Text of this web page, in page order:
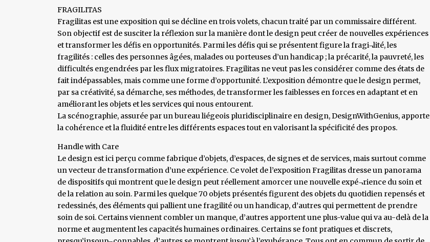
FRAGILITAS
Fragilitas est une exposition qui se décline en trois volets, chacun traité par un commissaire différent.
Son objectif est de susciter la réflexion sur la manière dont le design peut créer de nouvelles expériences
et transformer les défis en opportunités. Parmi les défis qui se présentent figure la fragi¬lité, les
fragilités : celles des personnes âgées, malades ou porteuses d’un handicap ; la précarité, la pauvreté, les
difficultés engendrées par les flux migratoires. Fragilitas ne veut pas les considérer comme des états de
fait indépassables, mais comme une forme d’opportunité. L’exposition démontre que le design permet,
par sa créativité, sa démarche, ses méthodes, de transformer les faiblesses en forces en adaptant et en
améliorant les objets et les services qui nous entourent.
La scénographie, assurée par un bureau liégeois pluridisciplinaire en design, DesignWithGenius, apporte
la cohérence et la fluidité entre les différents espaces tout en valorisant la spécificité des propos.
Handle with Care
Le design est ici perçu comme fabrique d’objets, d’espaces, de signes et de services, mais surtout comme
un vecteur de transformation d’une expérience. Ce volet de l’exposition Fragilitas dresse un panorama
de dispositifs qui montrent que le design peut réellement amorcer une nouvelle expé¬rience du soin et
de la relation au soin. Parmi les quelque 70 objets présentés figurent des objets du quotidien repensés et
redessinés, des éléments qui pallient une fragilité ou un handicap, d’autres qui permettent de prendre
soin de soi. Certains viennent combler un manque, d’autres apportent une plus-value qui va au-delà de la
norme et augmentent les capacités humaines ordinaires. Certains se font pratiques et discrets,